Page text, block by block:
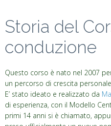
Storia del
conduzione
Questo corso è nato nel 2007
un percorso di crescita
E’ stato ideato e realizzato da
di esperienza, con il Modello
primi 14 anni si è chiamato,